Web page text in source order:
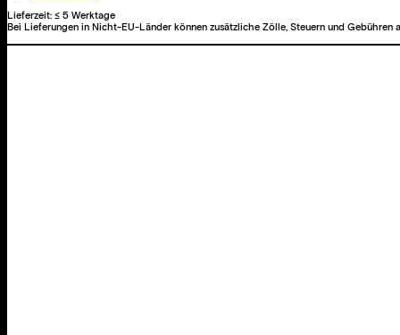
Lieferzeit: ≤ 5 Werktage
Bei Lieferungen in Nicht-EU-Länder können zusätzliche Zölle, Steuern und Gebühren